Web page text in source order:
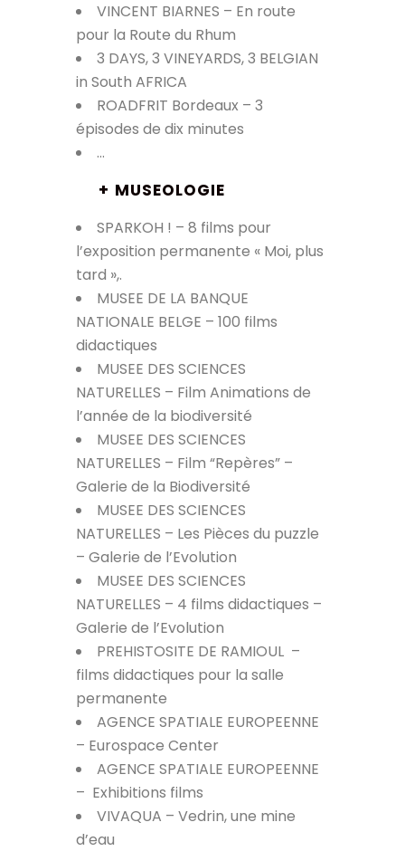
VINCENT BIARNES – En route
pour la Route du Rhum
3 DAYS, 3 VINEYARDS, 3 BELGIAN
in South AFRICA
ROADFRIT Bordeaux – 3
épisodes de dix minutes
…
+ MUSEOLOGIE
SPARKOH ! – 8 films pour
l’exposition permanente « Moi, plus
tard »,.
MUSEE DE LA BANQUE
NATIONALE BELGE – 100 films
didactiques
MUSEE DES SCIENCES
NATURELLES – Film Animations de
l’année de la biodiversité
MUSEE DES SCIENCES
NATURELLES – Film “Repères” –
Galerie de la Biodiversité
MUSEE DES SCIENCES
NATURELLES – Les Pièces du puzzle
– Galerie de l’Evolution
MUSEE DES SCIENCES
NATURELLES – 4 films didactiques –
Galerie de l’Evolution
PREHISTOSITE DE RAMIOUL –
films didactiques pour la salle
permanente
AGENCE SPATIALE EUROPEENNE
– Eurospace Center
AGENCE SPATIALE EUROPEENNE
– Exhibitions films
VIVAQUA – Vedrin, une mine
d’eau